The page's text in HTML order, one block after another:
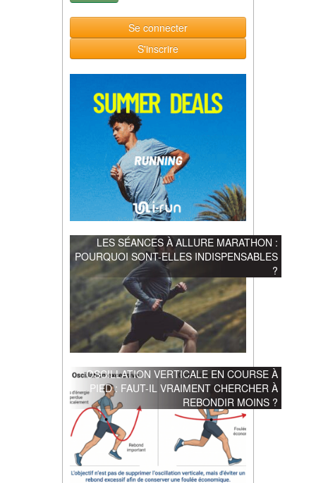
Se connecter
S'inscrire
LES SÉANCES À ALLURE MARATHON :
POURQUOI SONT-ELLES INDISPENSABLES
?
OSCILLATION VERTICALE EN COURSE À
PIED : FAUT-IL VRAIMENT CHERCHER À
REBONDIR MOINS ?